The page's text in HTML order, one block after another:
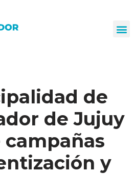
de
de Jujuy
y